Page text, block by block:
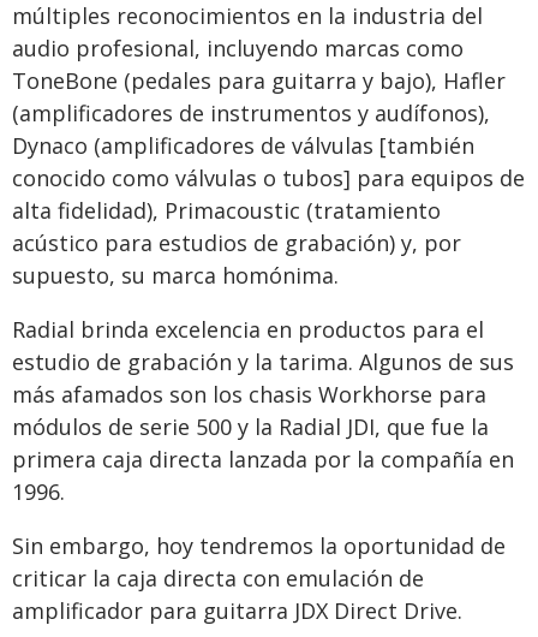
múltiples reconocimientos en la industria del
audio profesional, incluyendo marcas como
ToneBone (pedales para guitarra y bajo), Hafler
(amplificadores de instrumentos y audífonos),
Dynaco (amplificadores de válvulas [también
conocido como válvulas o tubos] para equipos de
alta fidelidad), Primacoustic (tratamiento
acústico para estudios de grabación) y, por
supuesto, su marca homónima.
Radial brinda excelencia en productos para el
estudio de grabación y la tarima. Algunos de sus
más afamados son los chasis Workhorse para
módulos de serie 500 y la Radial JDI, que fue la
primera caja directa lanzada por la compañía en
1996.
Sin embargo, hoy tendremos la oportunidad de
criticar la caja directa con emulación de
amplificador para guitarra JDX Direct Drive.